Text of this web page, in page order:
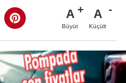
A
Büyüt
A
Küçült